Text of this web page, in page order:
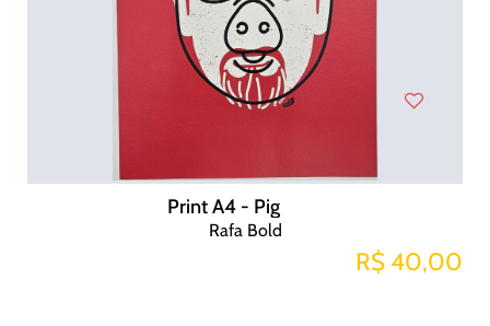
Print A4 - Pig
Rafa Bold
R$ 40,00